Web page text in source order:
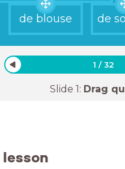
de
de blouse
1 /32
Slide 1: Drag